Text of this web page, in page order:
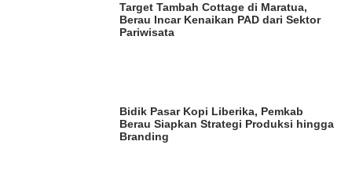
Target Tambah Cottage di Maratua,
Berau Incar Kenaikan PAD dari Sektor
Pariwisata
Bidik Pasar Kopi Liberika, Pemkab
Berau Siapkan Strategi Produksi hingga
Branding